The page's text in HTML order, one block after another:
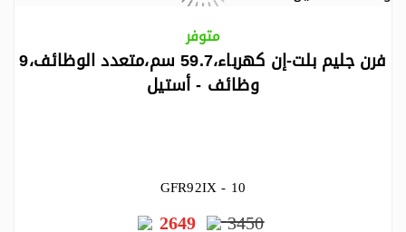
متوفر
فرن جليم بلت-إن كهرباء،59.7 سم،متعدد الوظائف،9
وظائف - أستيل
GFR92IX - 10
3450
2649